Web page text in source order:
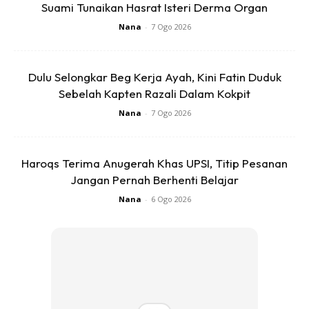
Happy anniversary you both . ?
Suami Tunaikan Hasrat Isteri Derma Organ
Nana - 7 Ogo 2026
Dulu Selongkar Beg Kerja Ayah, Kini Fatin Duduk
Sebelah Kapten Razali Dalam Kokpit
Nana - 7 Ogo 2026
Haroqs Terima Anugerah Khas UPSI, Titip Pesanan
Jangan Pernah Berhenti Belajar
Nana - 6 Ogo 2026